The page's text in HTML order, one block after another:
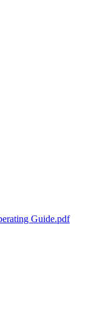
Guide.pdf